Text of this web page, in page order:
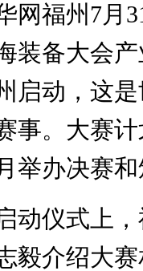
福州7月31
装备大会
启动，这
事。大赛
举办决赛
仪式上，
毅介绍大